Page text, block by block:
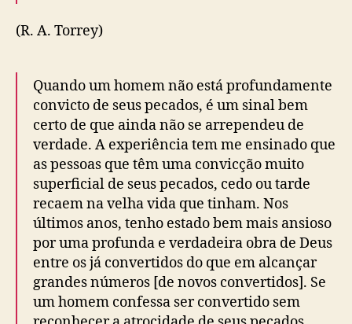
(R. A. Torrey)
Quando um homem não está profundamente
convicto de seus pecados, é um sinal bem
certo de que ainda não se arrependeu de
verdade. A experiência tem me ensinado que
as pessoas que têm uma convicção muito
superficial de seus pecados, cedo ou tarde
recaem na velha vida que tinham. Nos
últimos anos, tenho estado bem mais ansioso
por uma profunda e verdadeira obra de Deus
entre os já convertidos do que em alcançar
grandes números [de novos convertidos]. Se
um homem confessa ser convertido sem